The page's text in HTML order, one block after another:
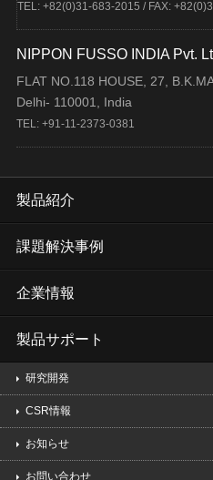
TEL: +82(0)31-683-2015 / FAX:
NIPPON FUSSO INDIA Pvt.
FLAT NO.118 HOUSE, 27,
Delhi- 110001, India
TEL: +91-11-2373-0381
製品紹介
課題解決事例
企業情報
製品サポート
研究開発
CSR情報
お知らせ
お問い合わせ